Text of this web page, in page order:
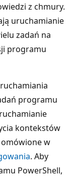
z chmury.
uruchamianie
zadań na
programu
programu
kontekstów
omówione w
. Aby
PowerShell,